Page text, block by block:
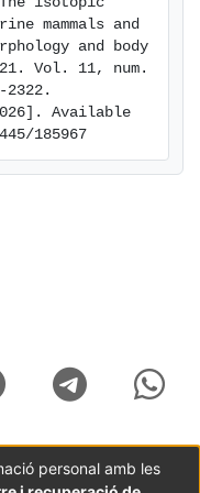
and low
be considered
mammals and
and body
Vol. 11, num.
Available
185967
personal amb les